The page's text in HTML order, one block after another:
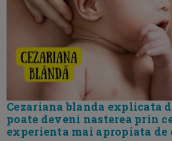
Cezariana blanda explicata
poate deveni nasterea prin
experienta mai apropiata de